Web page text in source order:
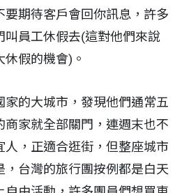
要期待客戶會回你訊息，許多
叫員工休假去(這對他們來說
假的機會)。
的大城市，發現他們通常五
商家就全部關門，連週末也不
人，正適合逛街，但整座城市
台灣的旅行團按例都是白天